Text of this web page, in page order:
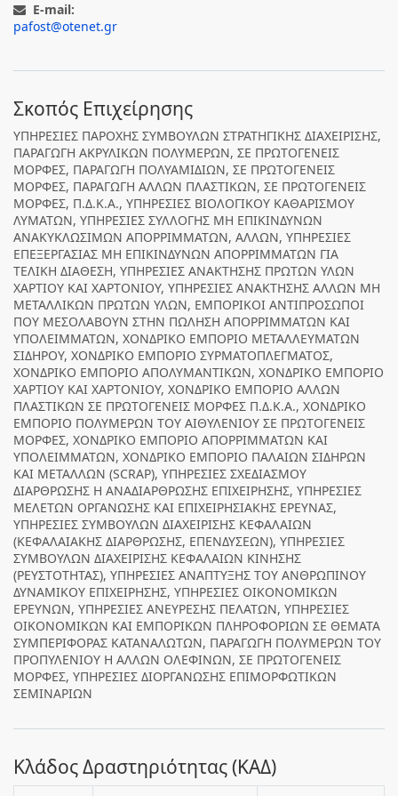
E-mail:
pafost@otenet.gr
Σκοπός Επιχείρησης
ΥΠΗΡΕΣΙΕΣ ΠΑΡΟΧΗΣ ΣΥΜΒΟΥΛΩΝ ΣΤΡΑΤΗΓΙΚΗΣ ΔΙΑΧΕΙΡΙΣΗΣ,
ΠΑΡΑΓΩΓΗ ΑΚΡΥΛΙΚΩΝ ΠΟΛΥΜΕΡΩΝ, ΣΕ ΠΡΩΤΟΓΕΝΕΙΣ
ΜΟΡΦΕΣ, ΠΑΡΑΓΩΓΗ ΠΟΛΥΑΜΙΔΙΩΝ, ΣΕ ΠΡΩΤΟΓΕΝΕΙΣ
ΜΟΡΦΕΣ, ΠΑΡΑΓΩΓΗ ΑΛΛΩΝ ΠΛΑΣΤΙΚΩΝ, ΣΕ ΠΡΩΤΟΓΕΝΕΙΣ
ΜΟΡΦΕΣ, Π.Δ.Κ.Α., ΥΠΗΡΕΣΙΕΣ ΒΙΟΛΟΓΙΚΟΥ ΚΑΘΑΡΙΣΜΟΥ
ΛΥΜΑΤΩΝ, ΥΠΗΡΕΣΙΕΣ ΣΥΛΛΟΓΗΣ ΜΗ ΕΠΙΚΙΝΔΥΝΩΝ
ΑΝΑΚΥΚΛΩΣΙΜΩΝ ΑΠΟΡΡΙΜΜΑΤΩΝ, ΑΛΛΩΝ, ΥΠΗΡΕΣΙΕΣ
ΕΠΕΞΕΡΓΑΣΙΑΣ ΜΗ ΕΠΙΚΙΝΔΥΝΩΝ ΑΠΟΡΡΙΜΜΑΤΩΝ ΓΙΑ
ΤΕΛΙΚΗ ΔΙΑΘΕΣΗ, ΥΠΗΡΕΣΙΕΣ ΑΝΑΚΤΗΣΗΣ ΠΡΩΤΩΝ ΥΛΩΝ
ΧΑΡΤΙΟΥ ΚΑΙ ΧΑΡΤΟΝΙΟΥ, ΥΠΗΡΕΣΙΕΣ ΑΝΑΚΤΗΣΗΣ ΑΛΛΩΝ ΜΗ
ΜΕΤΑΛΛΙΚΩΝ ΠΡΩΤΩΝ ΥΛΩΝ, ΕΜΠΟΡΙΚΟΙ ΑΝΤΙΠΡΟΣΩΠΟΙ
ΠΟΥ ΜΕΣΟΛΑΒΟΥΝ ΣΤΗΝ ΠΩΛΗΣΗ ΑΠΟΡΡΙΜΜΑΤΩΝ ΚΑΙ
ΥΠΟΛΕΙΜΜΑΤΩΝ, ΧΟΝΔΡΙΚΟ ΕΜΠΟΡΙΟ ΜΕΤΑΛΛΕΥΜΑΤΩΝ
ΣΙΔΗΡΟΥ, ΧΟΝΔΡΙΚΟ ΕΜΠΟΡΙΟ ΣΥΡΜΑΤΟΠΛΕΓΜΑΤΟΣ,
ΧΟΝΔΡΙΚΟ ΕΜΠΟΡΙΟ ΑΠΟΛΥΜΑΝΤΙΚΩΝ, ΧΟΝΔΡΙΚΟ ΕΜΠΟΡΙΟ
ΧΑΡΤΙΟΥ ΚΑΙ ΧΑΡΤΟΝΙΟΥ, ΧΟΝΔΡΙΚΟ ΕΜΠΟΡΙΟ ΑΛΛΩΝ
ΠΛΑΣΤΙΚΩΝ ΣΕ ΠΡΩΤΟΓΕΝΕΙΣ ΜΟΡΦΕΣ Π.Δ.Κ.Α., ΧΟΝΔΡΙΚΟ
ΕΜΠΟΡΙΟ ΠΟΛΥΜΕΡΩΝ ΤΟΥ ΑΙΘΥΛΕΝΙΟΥ ΣΕ ΠΡΩΤΟΓΕΝΕΙΣ
ΜΟΡΦΕΣ, ΧΟΝΔΡΙΚΟ ΕΜΠΟΡΙΟ ΑΠΟΡΡΙΜΜΑΤΩΝ ΚΑΙ
ΥΠΟΛΕΙΜΜΑΤΩΝ, ΧΟΝΔΡΙΚΟ ΕΜΠΟΡΙΟ ΠΑΛΑΙΩΝ ΣΙΔΗΡΩΝ
ΚΑΙ ΜΕΤΑΛΛΩΝ (SCRAP), ΥΠΗΡΕΣΙΕΣ ΣΧΕΔΙΑΣΜΟΥ
ΔΙΑΡΘΡΩΣΗΣ Η ΑΝΑΔΙΑΡΘΡΩΣΗΣ ΕΠΙΧΕΙΡΗΣΗΣ, ΥΠΗΡΕΣΙΕΣ
ΜΕΛΕΤΩΝ ΟΡΓΑΝΩΣΗΣ ΚΑΙ ΕΠΙΧΕΙΡΗΣΙΑΚΗΣ ΕΡΕΥΝΑΣ,
ΥΠΗΡΕΣΙΕΣ ΣΥΜΒΟΥΛΩΝ ΔΙΑΧΕΙΡΙΣΗΣ ΚΕΦΑΛΑΙΩΝ
(ΚΕΦΑΛΑΙΑΚΗΣ ΔΙΑΡΘΡΩΣΗΣ, ΕΠΕΝΔΥΣΕΩΝ), ΥΠΗΡΕΣΙΕΣ
ΣΥΜΒΟΥΛΩΝ ΔΙΑΧΕΙΡΙΣΗΣ ΚΕΦΑΛΑΙΩΝ ΚΙΝΗΣΗΣ
(ΡΕΥΣΤΟΤΗΤΑΣ), ΥΠΗΡΕΣΙΕΣ ΑΝΑΠΤΥΞΗΣ ΤΟΥ ΑΝΘΡΩΠΙΝΟΥ
ΔΥΝΑΜΙΚΟΥ ΕΠΙΧΕΙΡΗΣΗΣ, ΥΠΗΡΕΣΙΕΣ ΟΙΚΟΝΟΜΙΚΩΝ
ΕΡΕΥΝΩΝ, ΥΠΗΡΕΣΙΕΣ ΑΝΕΥΡΕΣΗΣ ΠΕΛΑΤΩΝ, ΥΠΗΡΕΣΙΕΣ
ΟΙΚΟΝΟΜΙΚΩΝ ΚΑΙ ΕΜΠΟΡΙΚΩΝ ΠΛΗΡΟΦΟΡΙΩΝ ΣΕ ΘΕΜΑΤΑ
ΣΥΜΠΕΡΙΦΟΡΑΣ ΚΑΤΑΝΑΛΩΤΩΝ, ΠΑΡΑΓΩΓΗ ΠΟΛΥΜΕΡΩΝ ΤΟΥ
ΠΡΟΠΥΛΕΝΙΟΥ Η ΑΛΛΩΝ ΟΛΕΦΙΝΩΝ, ΣΕ ΠΡΩΤΟΓΕΝΕΙΣ
ΜΟΡΦΕΣ, ΥΠΗΡΕΣΙΕΣ ΔΙΟΡΓΑΝΩΣΗΣ ΕΠΙΜΟΡΦΩΤΙΚΩΝ
ΣΕΜΙΝΑΡΙΩΝ
Κλάδος Δραστηριότητας (ΚΑΔ)